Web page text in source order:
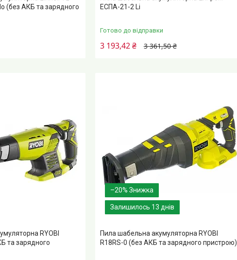
(без АКБ та зарядного
ЕСПА-21-2 Li
Готово до відправки
3 361,50 ₴
3 193,42 ₴
RYOBI
та зарядного
–20%
Залишилось 13 днів
Пила шабельна акумуляторна RYOBI
R18RS-0 (без АКБ та зарядного пристрою)